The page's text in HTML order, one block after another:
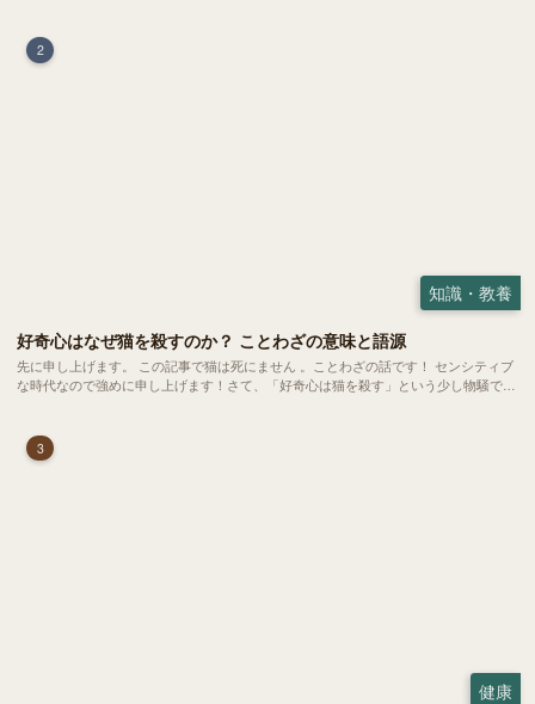
2
知識・教養
好奇心はなぜ猫を殺すのか？ ことわざの意味と語源
先に申し上げます。 この記事で猫は死にません 。ことわざの話です！ センシティブ
な時代なので強めに申し上げます！さて、「好奇心は猫を殺す」という少し物騒で、
3
健康